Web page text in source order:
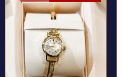
ZOBACZ PRODUKT